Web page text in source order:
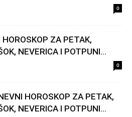
0
ZA PETAK,
NEVERICA I POTPUNI...
0
HOROSKOP ZA PETAK,
NEVERICA I POTPUNI...